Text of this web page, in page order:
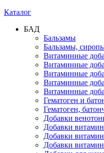
Каталог
БАД
Бальзамы
Бальзамы,
Витаминные
Витаминные
Витаминные
Витаминные
Витаминные
Гематоген и
Гематоген,
Добавки
Добавки
Добавки
Добавки